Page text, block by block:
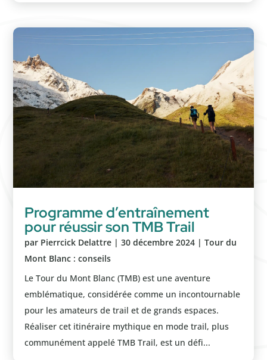
Programme d’entraînement
pour réussir son TMB Trail
par Pierrcick Delattre |30 décembre 2024 |Tour du
Mont Blanc : conseils
Le Tour du Mont Blanc (TMB) est une aventure
emblématique, considérée comme un incontournable
pour les amateurs de trail et de grands espaces.
Réaliser cet itinéraire mythique en mode trail, plus
communément appelé TMB Trail, est un défi...